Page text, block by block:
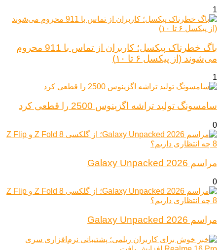
1
باگ خطرناک پیکسل؛ کاربران از تماس با 911 محروم
می‌شوند (از پیکسل ۶ تا ۱۰)
1
سامسونگ تولید تراشه اگزینوس 2500 را قطعی کرد
0
مراسم Galaxy Unpacked 2026
0
مراسم Galaxy Unpacked 2026